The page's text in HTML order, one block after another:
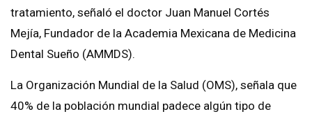
tratamiento, señaló el doctor Juan Manuel Cortés
Mejía, Fundador de la Academia Mexicana de Medicina
Dental Sueño (AMMDS).
La Organización Mundial de la Salud (OMS), señala que
40% de la población mundial padece algún tipo de